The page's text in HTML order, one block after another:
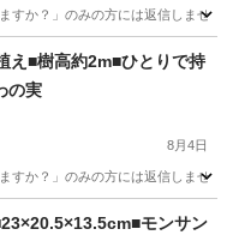
すか？」のみの方には返信しま
え■樹高約2m■ひとりで持
の実
8月4日
すか？」のみの方には返信しま
モンサン